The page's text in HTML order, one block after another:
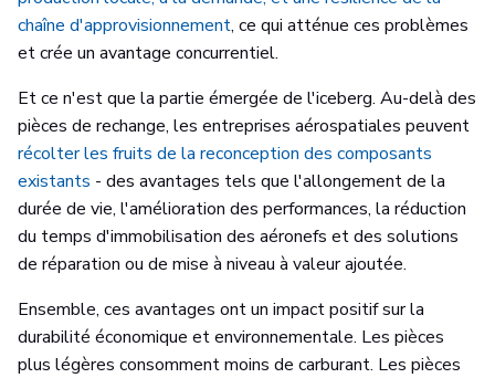
chaîne d'approvisionnement, ce qui atténue ces problèmes
et crée un avantage concurrentiel.
Et ce n'est que la partie émergée de l'iceberg. Au-delà des
pièces de rechange, les entreprises aérospatiales peuvent
récolter les fruits de la reconception des composants
existants - des avantages tels que l'allongement de la
durée de vie, l'amélioration des performances, la réduction
du temps d'immobilisation des aéronefs et des solutions
de réparation ou de mise à niveau à valeur ajoutée.
Ensemble, ces avantages ont un impact positif sur la
durabilité économique et environnementale. Les pièces
plus légères consomment moins de carburant. Les pièces